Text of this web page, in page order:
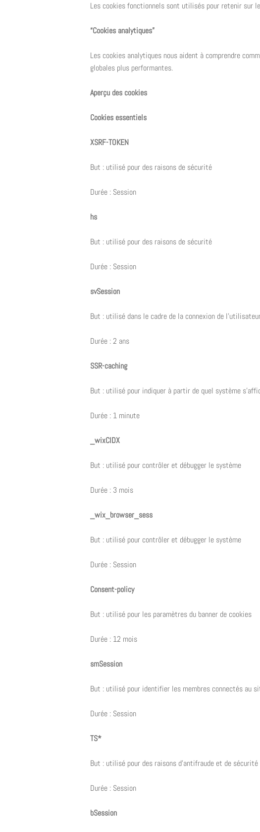
Les cookies fonctionnels sont utilisés pour retenir sur
“Cookies analytiques”
Les cookies analytiques nous aident à comprendre
globales plus performantes.
Aperçu des cookies
Cookies essentiels
XSRF-TOKEN
But : utilisé pour des raisons de sécurité
Durée : Session
hs
But : utilisé pour des raisons de sécurité
Durée : Session
svSession
But : utilisé dans le cadre de la connexion de
Durée : 2 ans
SSR-caching
But : utilisé pour indiquer à partir de quel système
Durée : 1 minute
_wixCIDX
But : utilisé pour contrôler et débugger le système
Durée : 3 mois
_wix_browser_sess
But : utilisé pour contrôler et débugger le système
Durée : Session
Consent-policy
But : utilisé pour les paramètres du banner de cookies
Durée : 12 mois
smSession
But : utilisé pour identifier les membres connectés au
Durée : Session
TS*
But : utilisé pour des raisons d’antifraude et de sécurité
Durée : Session
bSession